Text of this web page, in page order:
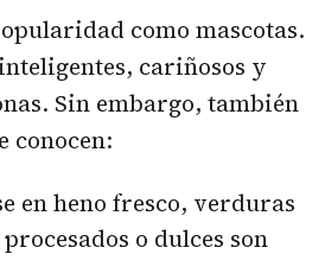
como mascotas.
cariñosos y
Sin embargo, también
conocen:
en heno fresco, verduras
o dulces son